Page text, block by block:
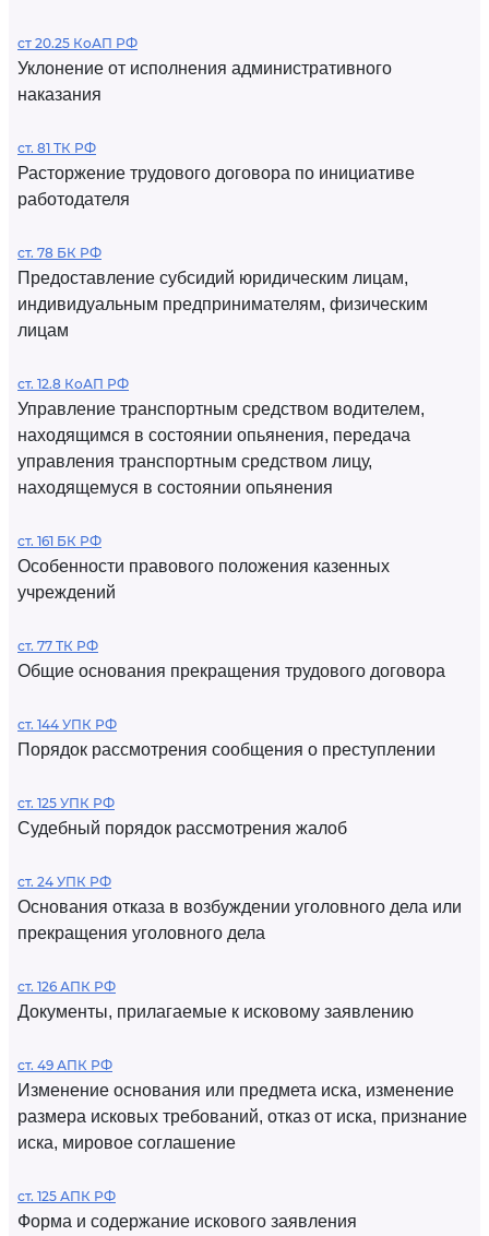
ст 20.25 КоАП РФ
Уклонение от исполнения административного
наказания
ст. 81 ТК РФ
Расторжение трудового договора по инициативе
работодателя
ст. 78 БК РФ
Предоставление субсидий юридическим лицам,
индивидуальным предпринимателям, физическим
лицам
ст. 12.8 КоАП РФ
Управление транспортным средством водителем,
находящимся в состоянии опьянения, передача
управления транспортным средством лицу,
находящемуся в состоянии опьянения
ст. 161 БК РФ
Особенности правового положения казенных
учреждений
ст. 77 ТК РФ
Общие основания прекращения трудового договора
ст. 144 УПК РФ
Порядок рассмотрения сообщения о преступлении
ст. 125 УПК РФ
Судебный порядок рассмотрения жалоб
ст. 24 УПК РФ
Основания отказа в возбуждении уголовного дела или
прекращения уголовного дела
ст. 126 АПК РФ
Документы, прилагаемые к исковому заявлению
ст. 49 АПК РФ
Изменение основания или предмета иска, изменение
размера исковых требований, отказ от иска, признание
иска, мировое соглашение
ст. 125 АПК РФ
Форма и содержание искового заявления